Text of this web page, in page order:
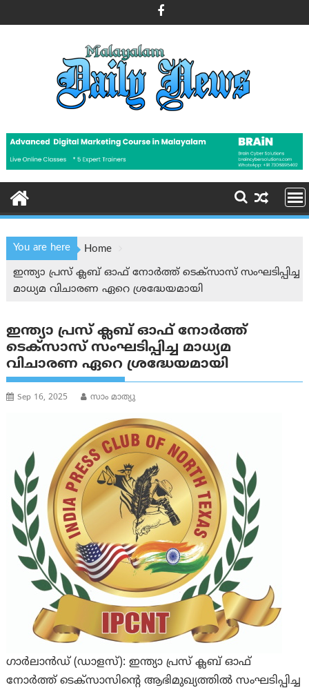
to
You are here
Home
ഇന്ത്യാ പ്രസ് ക്ലബ് ഓഫ് നോർത്ത് ടെക്സാസ് സംഘടിപ്പിച്ച
മാധ്യമ വിചാരണ ഏറെ ശ്രദ്ധേയമായി
ഇന്ത്യാ പ്രസ് ക്ലബ് ഓഫ് നോർത്ത്
ടെക്സാസ് സംഘടിപ്പിച്ച മാധ്യമ
വിചാരണ ഏറെ ശ്രദ്ധേയമായി
Sep 16, 2025 സാം മാത്യു
ഗാർലാൻഡ് (ഡാളസ്): ഇന്ത്യാ പ്രസ് ക്ലബ് ഓഫ്
നോർത്ത് ടെക്സാസിൻ്റെ ആഭിമുഖ്യത്തിൽ സംഘടിപ്പിച്ച